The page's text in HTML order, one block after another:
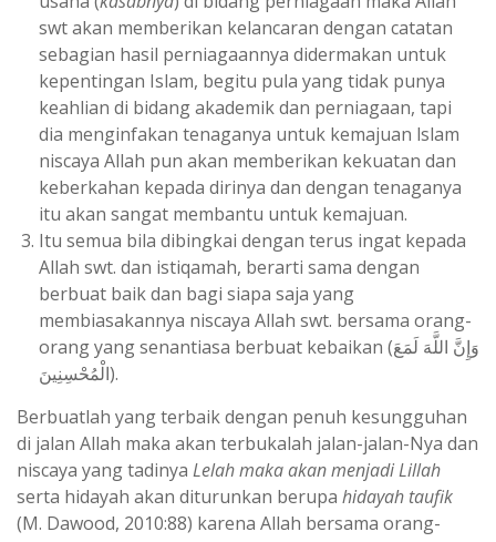
swt akan memberikan kelancaran dengan catatan
sebagian hasil perniagaannya didermakan untuk
kepentingan Islam, begitu pula yang tidak punya
keahlian di bidang akademik dan perniagaan, tapi
dia menginfakan tenaganya untuk kemajuan lslam
niscaya Allah pun akan memberikan kekuatan dan
keberkahan kepada dirinya dan dengan tenaganya
itu akan sangat membantu untuk kemajuan.
Itu semua bila dibingkai dengan terus ingat kepada
Allah swt. dan istiqamah, berarti sama dengan
berbuat baik dan bagi siapa saja yang
membiasakannya niscaya Allah swt. bersama orang-
orang yang senantiasa berbuat kebaikan (وَإِنَّ اللَّهَ لَمَعَ
الْمُحْسِنِينَ).
Berbuatlah yang terbaik dengan penuh kesungguhan
di jalan Allah maka akan terbukalah jalan-jalan-Nya dan
niscaya yang tadinya Lelah maka akan menjadi Lillah
serta hidayah akan diturunkan berupa hidayah taufik
(M. Dawood, 2010:88) karena Allah bersama orang-